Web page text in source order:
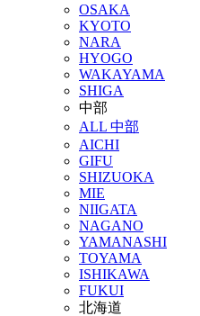
OSAKA
KYOTO
NARA
HYOGO
WAKAYAMA
SHIGA
中部
ALL 中部
AICHI
GIFU
SHIZUOKA
MIE
NIIGATA
NAGANO
YAMANASHI
TOYAMA
ISHIKAWA
FUKUI
北海道